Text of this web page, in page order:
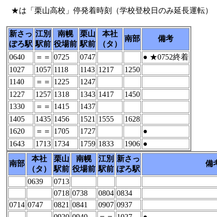
★は「栗山高校」停発着時刻（学校登校日のみ延長運転）
新さっ
ぽろ駅
江別
駅前
南幌
役場前
栗山
駅前
本社
（タ）
南部 備考
0640 ＝＝ 0725 0747
● ★0752終着
1027
1057 1118 1143 1217
1250
1140
＝＝ 1225
1247
1227
1257 1318 1343 1417
1450
1330
＝＝ 1415
1437
1405
1435 1456 1521 1555
1628
1620
＝＝ 1705 1727
●
1643
1713 1734 1759 1833 1906 ●
南部
本社
（タ）
栗山
駅前
南幌
役場前
江別
駅前
新さっ
ぽろ駅
備
0639
0713
0718 0738 0804 0834
0714 0747 0821 0841 0907 0937